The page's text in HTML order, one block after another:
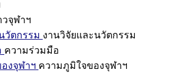
จุฬาฯ
วัตกรรม งานวิจัยและนวัตกรรม
ความร่วมมือ
งจุฬาฯ ความภูมิใจของจุฬาฯ